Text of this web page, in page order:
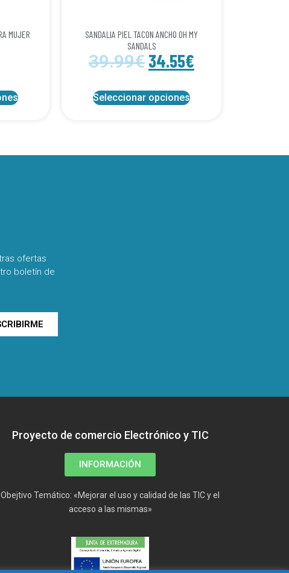
MUJER
SANDALIA PIEL TACON ANCHO OH MY
SANDALS
39.99€ 34.55€
Seleccionar opciones
ofertas
boletín de
Proyecto de comercio Electrónico y TIC
INFORMACIÓN
Obejtivo Temático: «Mejorar el uso y calidad de las TIC y el
acceso a las mismas»